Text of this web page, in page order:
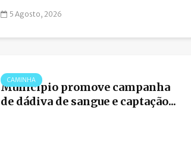
5 Agosto, 2026
CAMINHA
Município promove campanha
de dádiva de sangue e captação...